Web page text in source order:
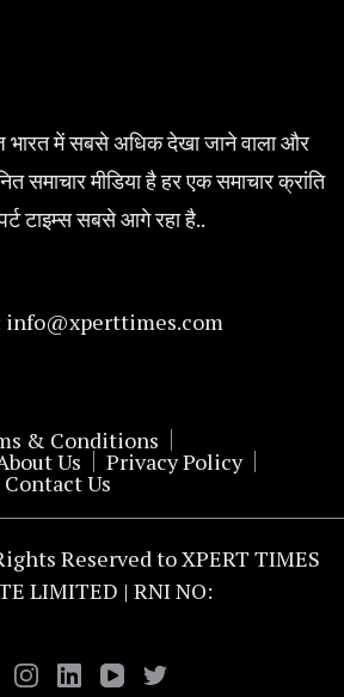
में सबसे अधिक देखा जाने वाला और
समाचार मीडिया है हर एक समाचार क्रांति
टाइम्स सबसे आगे रहा है..
info@xperttimes.com
& Conditions
Us Privacy Policy
Contact Us
Reserved to XPERT TIMES
LIMITED | RNI NO: